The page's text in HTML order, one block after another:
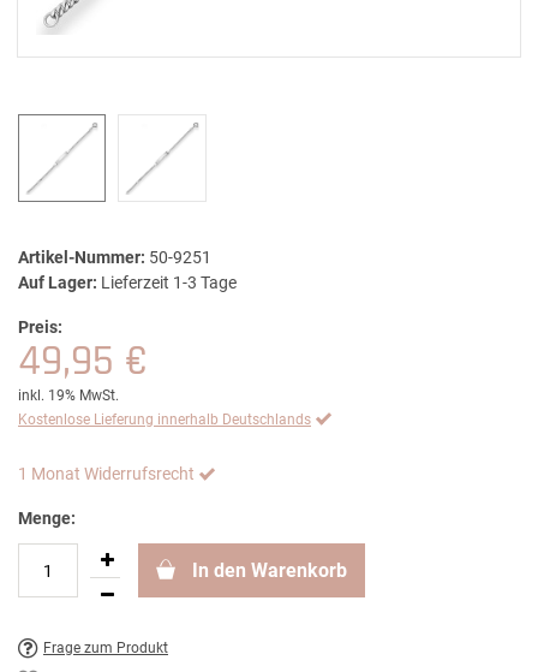
Artikel-Nummer: 50-9251
Auf Lager: Lieferzeit 1-3 Tage
Preis:
49,95 €
inkl. 19% MwSt.
Kostenlose Lieferung innerhalb Deutschlands
1 Monat Widerrufsrecht
Menge:
In den Warenkorb
Frage zum Produkt